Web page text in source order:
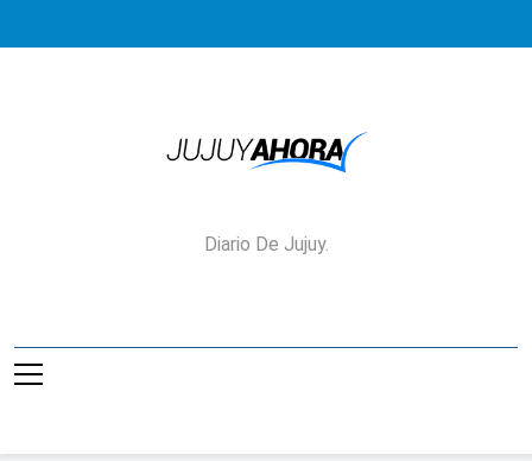
Jujuy Ahora!
Diario De Jujuy.